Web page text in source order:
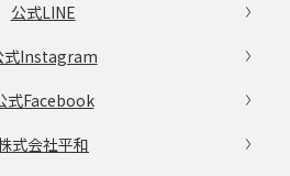
公式LINE
式Instagram
式Facebook
式会社平和